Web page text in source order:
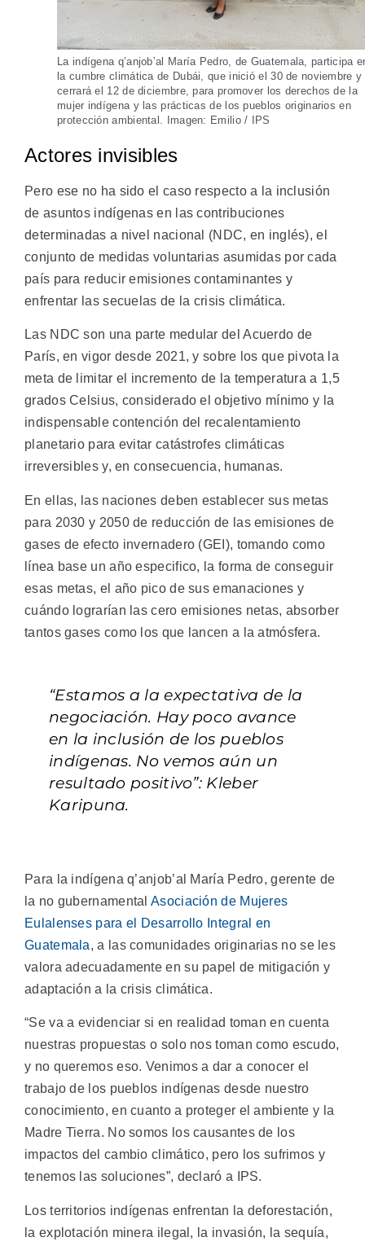
La indígena q’anjob’al María Pedro, de Guatemala, participa
la cumbre climática de Dubái, que inició el 30 de noviembre y
cerrará el 12 de diciembre, para promover los derechos de la
mujer indígena y las prácticas de los pueblos originarios en
protección ambiental. Imagen: Emilio / IPS
Actores invisibles
Pero ese no ha sido el caso respecto a la inclusión
de asuntos indígenas en las contribuciones
determinadas a nivel nacional (NDC, en inglés), el
conjunto de medidas voluntarias asumidas por cada
país para reducir emisiones contaminantes y
enfrentar las secuelas de la crisis climática.
Las NDC son una parte medular del Acuerdo de
París, en vigor desde 2021, y sobre los que pivota la
meta de limitar el incremento de la temperatura a 1,5
grados Celsius, considerado el objetivo mínimo y la
indispensable contención del recalentamiento
planetario para evitar catástrofes climáticas
irreversibles y, en consecuencia, humanas.
En ellas, las naciones deben establecer sus metas
para 2030 y 2050 de reducción de las emisiones de
gases de efecto invernadero (GEI), tomando como
línea base un año especifico, la forma de conseguir
esas metas, el año pico de sus emanaciones y
cuándo lograrían las cero emisiones netas, absorber
tantos gases como los que lancen a la atmósfera.
“Estamos a la expectativa de la
negociación. Hay poco avance
en la inclusión de los pueblos
indígenas. No vemos aún un
resultado positivo”: Kleber
Karipuna.
Para la indígena q’anjob’al María Pedro, gerente de
la no gubernamentalAsociación de Mujeres
Eulalenses para el Desarrollo Integral en
Guatemala, a las comunidades originarias no se les
valora adecuadamente en su papel de mitigación y
adaptación a la crisis climática.
“Se va a evidenciar si en realidad toman en cuenta
nuestras propuestas o solo nos toman como escudo,
y no queremos eso. Venimos a dar a conocer el
trabajo de los pueblos indígenas desde nuestro
conocimiento, en cuanto a proteger el ambiente y la
Madre Tierra. No somos los causantes de los
impactos del cambio climático, pero los sufrimos y
tenemos las soluciones”, declaró a IPS.
Los territorios indígenas enfrentan la deforestación,
la explotación minera ilegal, la invasión, la sequía,